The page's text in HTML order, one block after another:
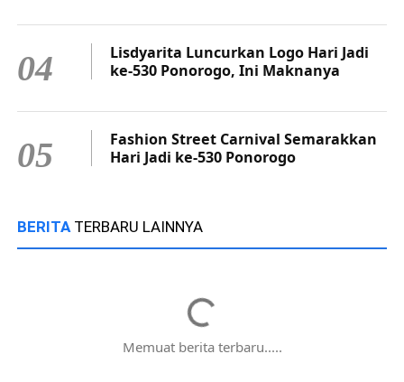
04
Lisdyarita Luncurkan Logo Hari Jadi
ke-530 Ponorogo, Ini Maknanya
05
Fashion Street Carnival Semarakkan
Hari Jadi ke-530 Ponorogo
BERITA TERBARU LAINNYA
Memuat berita terbaru.....